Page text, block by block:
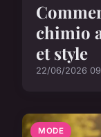
chimio
et style
22/06/2026
MODE